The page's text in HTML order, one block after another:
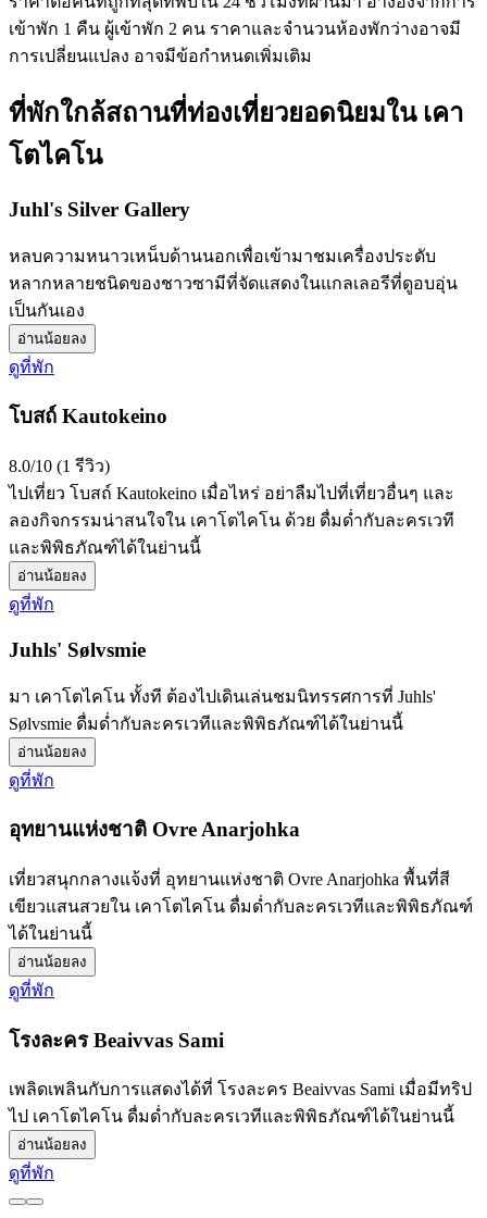
เข้าพัก 1 คืน ผู้เข้าพัก 2 คน ราคาและจำนวนห้องพักว่างอาจมี
การเปลี่ยนแปลง อาจมีข้อกำหนดเพิ่มเติม
ที่พักใกล้สถานที่ท่องเที่ยวยอดนิยมใน เคา
โตไคโน
Juhl's Silver Gallery
หลบความหนาวเหน็บด้านนอกเพื่อเข้ามาชมเครื่องประดับ
หลากหลายชนิดของชาวซามีที่จัดแสดงในแกลเลอรีที่ดูอบอุ่น
เป็นกันเอง
อ่านน้อยลง
ดูที่พัก
โบสถ์ Kautokeino
8.0/10 (1 รีวิว)
ไปเที่ยว โบสถ์ Kautokeino เมื่อไหร่ อย่าลืมไปที่เที่ยวอื่นๆ และ
ลองกิจกรรมน่าสนใจใน เคาโตไคโน ด้วย ดื่มด่ำกับละครเวที
และพิพิธภัณฑ์ได้ในย่านนี้
อ่านน้อยลง
ดูที่พัก
Juhls' Sølvsmie
มา เคาโตไคโน ทั้งที ต้องไปเดินเล่นชมนิทรรศการที่ Juhls'
Sølvsmie ดื่มด่ำกับละครเวทีและพิพิธภัณฑ์ได้ในย่านนี้
อ่านน้อยลง
ดูที่พัก
อุทยานแห่งชาติ Ovre Anarjohka
เที่ยวสนุกกลางแจ้งที่ อุทยานแห่งชาติ Ovre Anarjohka พื้นที่สี
เขียวแสนสวยใน เคาโตไคโน ดื่มด่ำกับละครเวทีและพิพิธภัณฑ์
ได้ในย่านนี้
อ่านน้อยลง
ดูที่พัก
โรงละคร Beaivvas Sami
เพลิดเพลินกับการแสดงได้ที่ โรงละคร Beaivvas Sami เมื่อมีทริป
ไป เคาโตไคโน ดื่มด่ำกับละครเวทีและพิพิธภัณฑ์ได้ในย่านนี้
อ่านน้อยลง
ดูที่พัก